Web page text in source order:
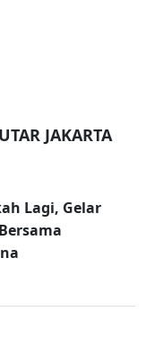
JAKARTA
Lagi, Gelar